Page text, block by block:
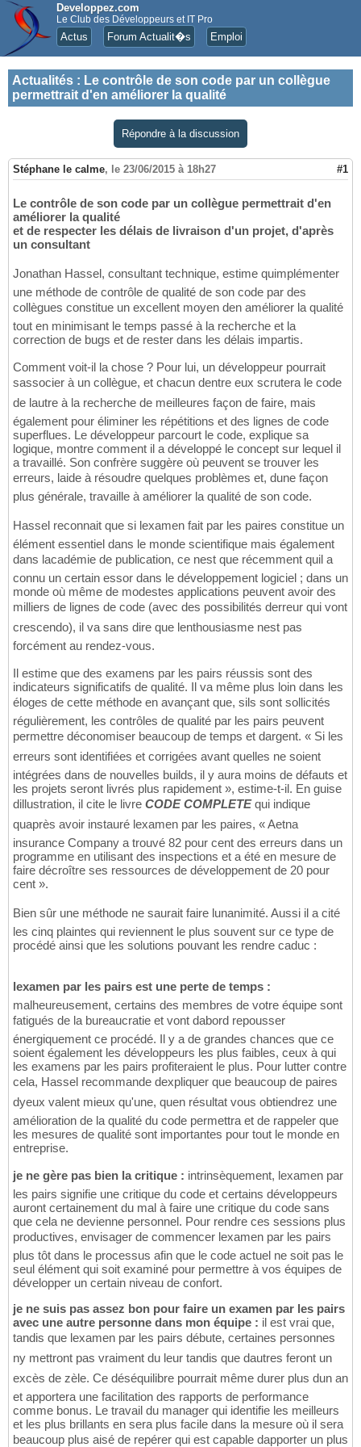
Developpez.com
Le Club des Développeurs et IT Pro
Actus Forum Actualit�s Emploi
Actualités : Le contrôle de son code par un collègue
permettrait d'en améliorer la qualité
Répondre à la discussion
Stéphane le calme, le 23/06/2015 à 18h27 #1
Le contrôle de son code par un collègue permettrait d'en
améliorer la qualité
et de respecter les délais de livraison d'un projet, d'après
un consultant
Jonathan Hassel, consultant technique, estime quimplémenter
une méthode de contrôle de qualité de son code par des
collègues constitue un excellent moyen den améliorer la qualité
tout en minimisant le temps passé à la recherche et la
correction de bugs et de rester dans les délais impartis.
Comment voit-il la chose ? Pour lui, un développeur pourrait
sassocier à un collègue, et chacun dentre eux scrutera le code
de lautre à la recherche de meilleures façon de faire, mais
également pour éliminer les répétitions et des lignes de code
superflues. Le développeur parcourt le code, explique sa
logique, montre comment il a développé le concept sur lequel il
a travaillé. Son confrère suggère où peuvent se trouver les
erreurs, laide à résoudre quelques problèmes et, dune façon
plus générale, travaille à améliorer la qualité de son code.
Hassel reconnait que si lexamen fait par les paires constitue un
élément essentiel dans le monde scientifique mais également
dans lacadémie de publication, ce nest que récemment quil a
connu un certain essor dans le développement logiciel ; dans un
monde où même de modestes applications peuvent avoir des
milliers de lignes de code (avec des possibilités derreur qui vont
crescendo), il va sans dire que lenthousiasme nest pas
forcément au rendez-vous.
Il estime que des examens par les pairs réussis sont des
indicateurs significatifs de qualité. Il va même plus loin dans les
éloges de cette méthode en avançant que, sils sont sollicités
régulièrement, les contrôles de qualité par les pairs peuvent
permettre déconomiser beaucoup de temps et dargent. « Si les
erreurs sont identifiées et corrigées avant quelles ne soient
intégrées dans de nouvelles builds, il y aura moins de défauts et
les projets seront livrés plus rapidement », estime-t-il. En guise
dillustration, il cite le livre CODE COMPLETEqui indique
quaprès avoir instauré lexamen par les paires, « Aetna
insurance Company a trouvé 82 pour cent des erreurs dans un
programme en utilisant des inspections et a été en mesure de
faire décroître ses ressources de développement de 20 pour
cent ».
Bien sûr une méthode ne saurait faire lunanimité. Aussi il a cité
les cinq plaintes qui reviennent le plus souvent sur ce type de
procédé ainsi que les solutions pouvant les rendre caduc :
lexamen par les pairs est une perte de temps :
malheureusement, certains des membres de votre équipe sont
fatigués de la bureaucratie et vont dabord repousser
énergiquement ce procédé. Il y a de grandes chances que ce
soient également les développeurs les plus faibles, ceux à qui
les examens par les pairs profiteraient le plus. Pour lutter contre
cela, Hassel recommande dexpliquer que beaucoup de paires
dyeux valent mieux qu'une, quen résultat vous obtiendrez une
amélioration de la qualité du code permettra et de rappeler que
les mesures de qualité sont importantes pour tout le monde en
entreprise.
je ne gère pas bien la critique : intrinsèquement, lexamen par
les pairs signifie une critique du code et certains développeurs
auront certainement du mal à faire une critique du code sans
que cela ne devienne personnel. Pour rendre ces sessions plus
productives, envisager de commencer lexamen par les pairs
plus tôt dans le processus afin que le code actuel ne soit pas le
seul élément qui soit examiné pour permettre à vos équipes de
développer un certain niveau de confort.
je ne suis pas assez bon pour faire un examen par les pairs
avec une autre personne dans mon équipe : il est vrai que,
tandis que lexamen par les pairs débute, certaines personnes
ny mettront pas vraiment du leur tandis que dautres feront un
excès de zèle. Ce déséquilibre pourrait même durer plus dun an
et apportera une facilitation des rapports de performance
comme bonus. Le travail du manager qui identifie les meilleurs
et les plus brillants en sera plus facile dans la mesure où il sera
beaucoup plus aisé de repérer qui est capable dapporter un plus